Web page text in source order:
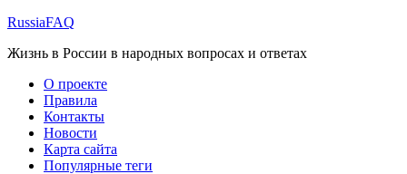
Перейти
содержимому
RussiaFAQ
Жизнь в России в народных вопросах и ответах
О проекте
Правила
Контакты
Новости
Карта сайта
Популярные теги